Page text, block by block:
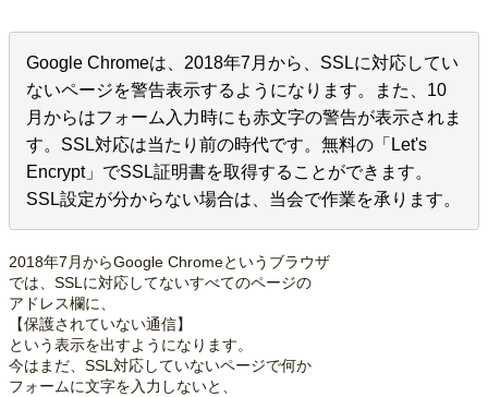
Google Chromeは、2018年7月から、SSLに対応してい
ないページを警告表示するようになります。また、10
月からはフォーム入力時にも赤文字の警告が表示されま
す。SSL対応は当たり前の時代です。無料の「Let's
Encrypt」でSSL証明書を取得することができます。
SSL設定が分からない場合は、当会で作業を承ります。
2018年7月からGoogle Chromeというブラウザ
では、SSLに対応してないすべてのページの
アドレス欄に、
【保護されていない通信】
という表示を出すようになります。
今はまだ、SSL対応していないページで何か
フォームに文字を入力しないと、